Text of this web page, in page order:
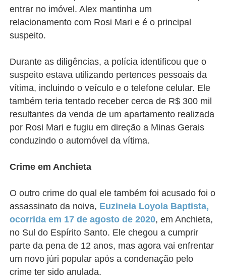
entrar no imóvel. Alex mantinha um
relacionamento com Rosi Mari e é o principal
suspeito.
Durante as diligências, a polícia identificou que o
suspeito estava utilizando pertences pessoais da
vítima, incluindo o veículo e o telefone celular. Ele
também teria tentado receber cerca de R$ 300 mil
resultantes da venda de um apartamento realizada
por Rosi Mari e fugiu em direção a Minas Gerais
conduzindo o automóvel da vítima.
Crime em Anchieta
O outro crime do qual ele também foi acusado foi o
assassinato da noiva, Euzineia Loyola Baptista,
ocorrida em 17 de agosto de 2020,em Anchieta,
no Sul do Espírito Santo. Ele chegou a cumprir
parte da pena de 12 anos, mas agora vai enfrentar
um novo júri popular após a condenação pelo
crime ter sido anulada.